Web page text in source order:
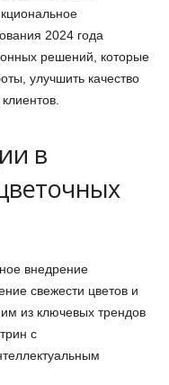
2024 года
решений, которые
улучшить качество
в
внедрение
свежести цветов и
из ключевых трендов
с